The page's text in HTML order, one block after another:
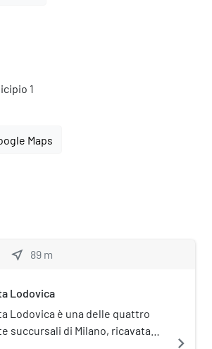
1
Maps
near_me 89 m
Lodovica
Lodovica è una delle quattro
succursali di Milano, ricavata
navigate_next